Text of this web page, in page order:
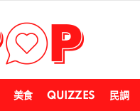
美食 QUIZZES 民調